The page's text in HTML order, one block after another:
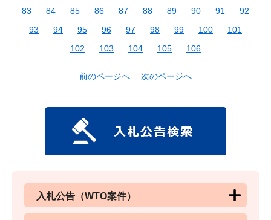
83
84 85 86 87 88 89 90 91
92
93
94 95 96 97 98 99 100
101
102
103 104 105 106
前のページへ 次のページへ
入札公告（WTO案件）